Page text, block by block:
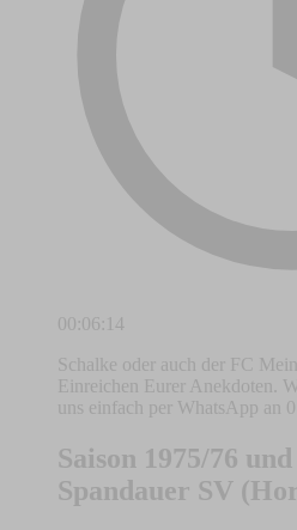
00:06:14
Schalke oder auch der FC
Einreichen Eurer Anekdoten.
uns einfach per WhatsApp an
Saison 1975/76
Spandauer SV